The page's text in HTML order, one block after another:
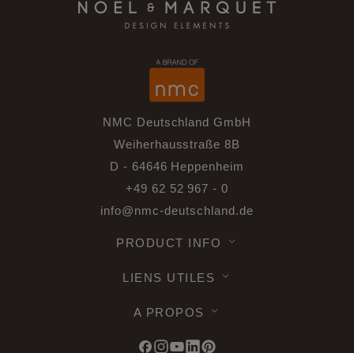
NMC Deutschland GmbH
Weiherhausstraße 8B
D - 64646 Heppenheim
+49 62 52 967 - 0
info@nmc-deutschland.de
PRODUCT INFO
LIENS UTILES
A PROPOS